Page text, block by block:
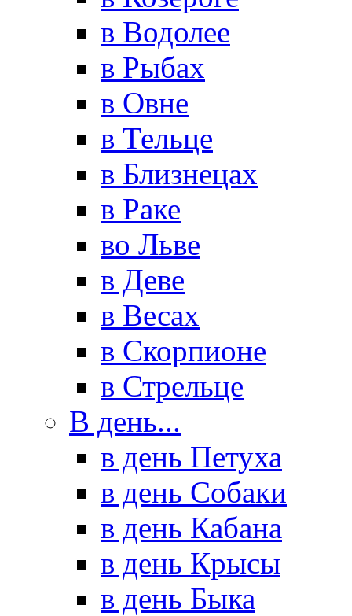
в Водолее
в Рыбах
в Овне
в Тельце
в Близнецах
в Раке
во Льве
в Деве
в Весах
в Скорпионе
в Стрельце
В день...
в день Петуха
в день Собаки
в день Кабана
в день Крысы
в день Быка